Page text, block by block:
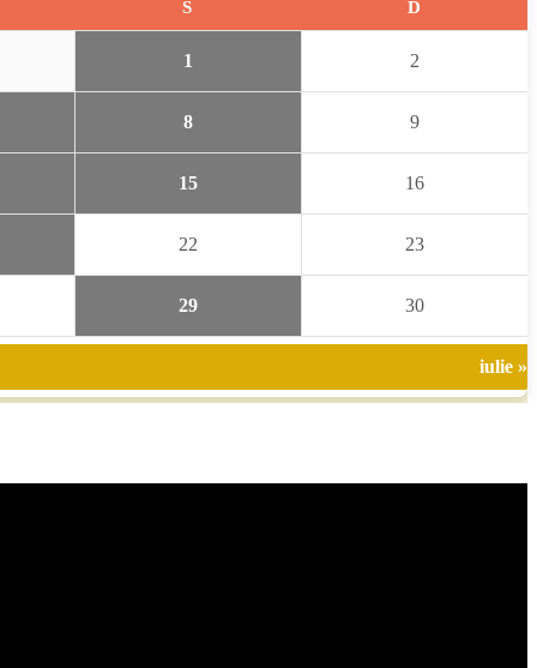
S D
1 2
8 9
15 16
22 23
29 30
iulie »